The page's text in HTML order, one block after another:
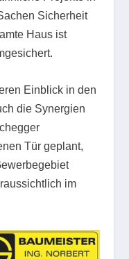
Sicherheit
Haus ist
Einblick in den
die Synergien
Tür geplant,
im